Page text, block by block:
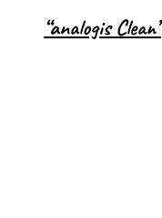
“analogis Clean”